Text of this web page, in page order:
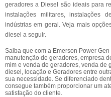
geradores a Diesel são ideais para
instalações militares, instalações
indústrias em geral. Veja mais
diesel a seguir.
Saiba que com a Emerson Power
manutenção de geradores, empresa
mim e venda de geradores, venda de
diesel, locação e Geradores entre
sua necessidade. Se diferenciado
consegue também proporcionar um
satisfação do cliente.